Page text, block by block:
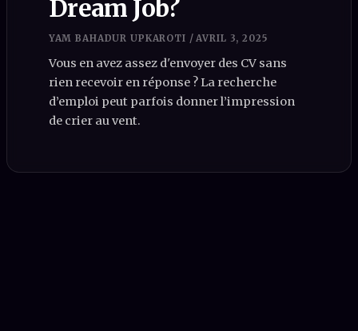
Dream Job?
YAM BAHADUR UPKAROTI / AVRIL 3, 2025
Vous en avez assez d'envoyer des CV sans
rien recevoir en réponse ? La recherche
d’emploi peut parfois donner l’impression
de crier au vent.